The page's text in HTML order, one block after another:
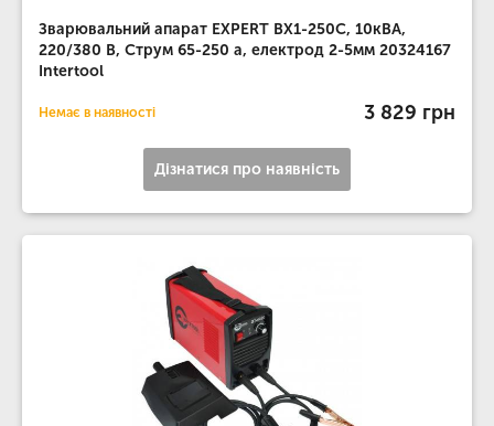
Зварювальний апарат EXPERT BX1-250C, 10кВА,
220/380 В, Струм 65-250 а, електрод 2-5мм 20324167
Intertool
Немає в наявності 3 829 грн
Дізнатися про наявність